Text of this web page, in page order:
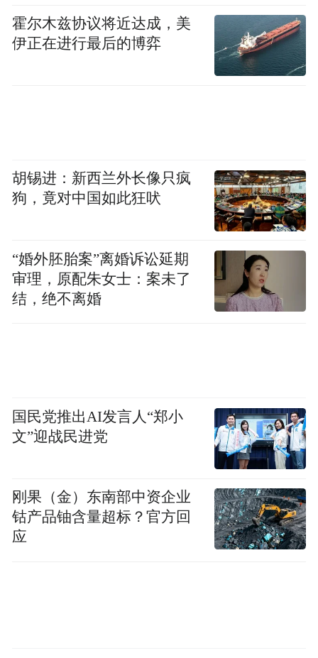
者的选择，同时对渔业经济提供着巨大的产
值贡献。据悉，2021年大连海参养殖面积约
190万亩，产量4.7万吨，占全省90%，全国
市渔业经济总产值的28%。
如今，借助直播电商等新的传播推广媒介、
霍尔木兹协议将近达成，美
伊正在进行最后的博弈
胡锡进：新西兰外长像只疯
狗，竟对中国如此狂吠
“婚外胚胎案”离婚诉讼延期
审理，原配朱女士：案未了
结，绝不离婚
国民党推出AI发言人“郑小
文”迎战民进党
刚果（金）东南部中资企业
钴产品铀含量超标？官方回
应